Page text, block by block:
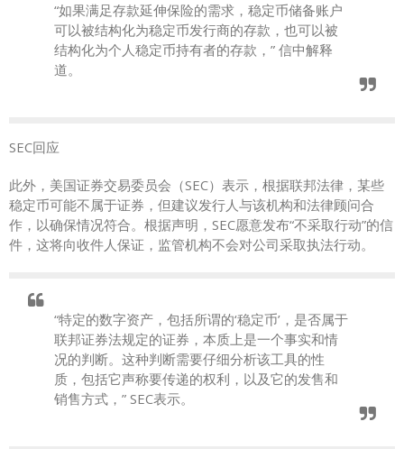
“如果满足存款延伸保险的需求，稳定币储备账户
可以被结构化为稳定币发行商的存款，也可以被
结构化为个人稳定币持有者的存款，” 信中解释
道。
SEC回应
此外，美国证券交易委员会（SEC）表示，根据联邦法律，某些
稳定币可能不属于证券，但建议发行人与该机构和法律顾问合
作，以确保情况符合。根据声明，SEC愿意发布“不采取行动”的信
件，这将向收件人保证，监管机构不会对公司采取执法行动。
“特定的数字资产，包括所谓的‘稳定币’，是否属于
联邦证券法规定的证券，本质上是一个事实和情
况的判断。这种判断需要仔细分析该工具的性
质，包括它声称要传递的权利，以及它的发售和
销售方式，” SEC表示。